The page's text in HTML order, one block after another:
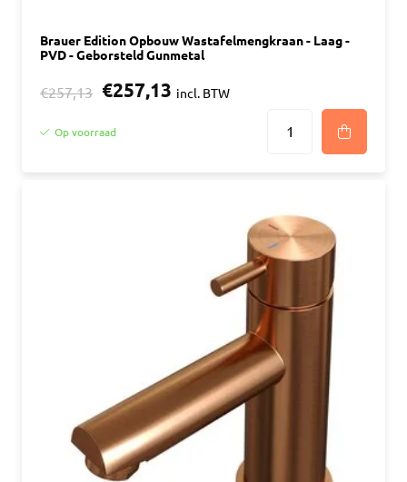
Brauer Edition Opbouw Wastafelmengkraan - Laag -
PVD - Geborsteld Gunmetal
€257,13 €257,13 incl. BTW
Op voorraad